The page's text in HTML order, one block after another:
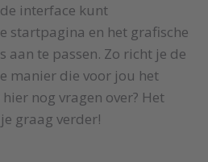
interface kunt
startpagina en het grafische
aan te passen. Zo richt je de
manier die voor jou het
nog vragen over? Het
graag verder!